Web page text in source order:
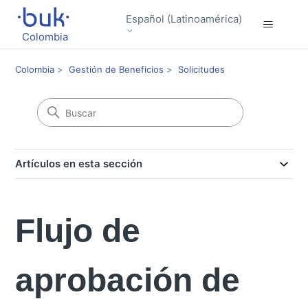
Colombia
Español (Latinoamérica)
Colombia Gestión de Beneficios Solicitudes
Artículos en esta sección
Flujo de
aprobación de